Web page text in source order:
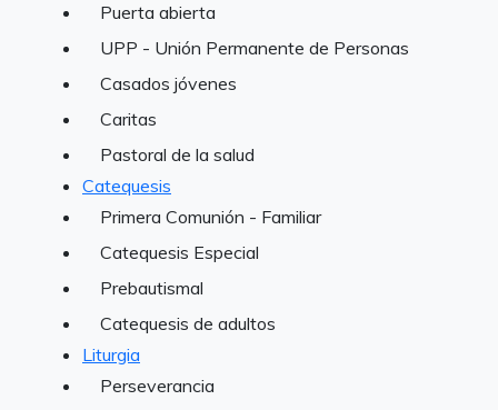
Puerta abierta
UPP - Unión Permanente de Personas
Casados jóvenes
Caritas
Pastoral de la salud
Catequesis
Primera Comunión - Familiar
Catequesis Especial
Prebautismal
Catequesis de adultos
Liturgia
Perseverancia